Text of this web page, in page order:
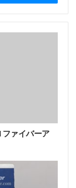
て、対応するパ
または
値を入力する
ファイバーア